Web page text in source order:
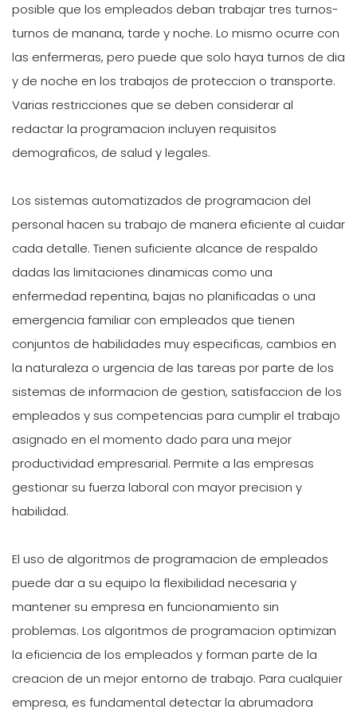
posible que los empleados deban trabajar tres turnos-
turnos de manana, tarde y noche. Lo mismo ocurre con
las enfermeras, pero puede que solo haya turnos de dia
y de noche en los trabajos de proteccion o transporte.
Varias restricciones que se deben considerar al
redactar la programacion incluyen requisitos
demograficos, de salud y legales.
Los sistemas automatizados de programacion del
personal hacen su trabajo de manera eficiente al cuidar
cada detalle. Tienen suficiente alcance de respaldo
dadas las limitaciones dinamicas como una
enfermedad repentina, bajas no planificadas o una
emergencia familiar con empleados que tienen
conjuntos de habilidades muy especificas, cambios en
la naturaleza o urgencia de las tareas por parte de los
sistemas de informacion de gestion, satisfaccion de los
empleados y sus competencias para cumplir el trabajo
asignado en el momento dado para una mejor
productividad empresarial. Permite a las empresas
gestionar su fuerza laboral con mayor precision y
habilidad.
El uso de algoritmos de programacion de empleados
puede dar a su equipo la flexibilidad necesaria y
mantener su empresa en funcionamiento sin
problemas. Los algoritmos de programacion optimizan
la eficiencia de los empleados y forman parte de la
creacion de un mejor entorno de trabajo. Para cualquier
empresa, es fundamental detectar la abrumadora